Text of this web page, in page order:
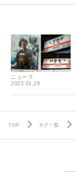
ニュース
2023.01.29
TOP タグ一覧